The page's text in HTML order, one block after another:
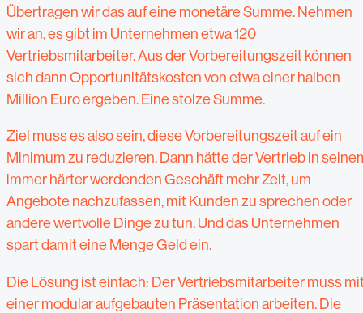
Übertragen wir das auf eine monetäre Summe. Nehmen
wir an, es gibt im Unternehmen etwa 120
Vertriebsmitarbeiter. Aus der Vorbereitungszeit können
sich dann Opportunitätskosten von etwa einer halben
Million Euro ergeben. Eine stolze Summe.
Ziel muss es also sein, diese Vorbereitungszeit auf ein
Minimum zu reduzieren. Dann hätte der Vertrieb in
immer härter werdenden Geschäft mehr Zeit, um
Angebote nachzufassen, mit Kunden zu sprechen oder
andere wertvolle Dinge zu tun. Und das Unternehmen
spart damit eine Menge Geld ein.
Die Lösung ist einfach: Der Vertriebsmitarbeiter muss
einer modular aufgebauten Präsentation arbeiten. Die